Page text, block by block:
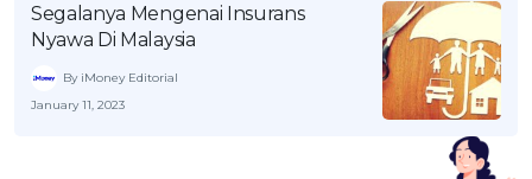
Segalanya Mengenai Insurans
Nyawa Di Malaysia
By iMoney Editorial
January 11, 2023